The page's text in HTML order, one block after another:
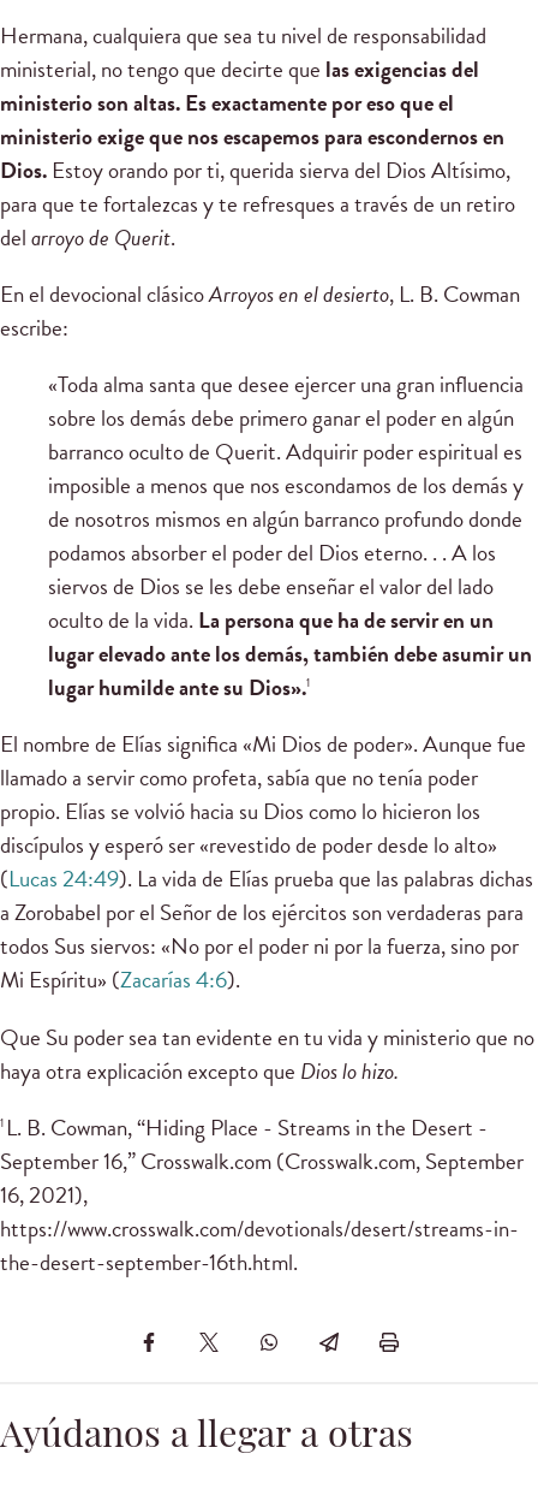
Hermana, cualquiera que sea tu nivel de responsabilidad
ministerial, no tengo que decirte que las exigencias del
ministerio son altas. Es exactamente por eso que el
ministerio exige que nos escapemos para escondernos en
Dios. Estoy orando por ti, querida sierva del Dios Altísimo,
para que te fortalezcas y te refresques a través de un retiro
delarroyo de Querit.
En el devocional clásicoArroyos en el desierto, L. B. Cowman
escribe:
«Toda alma santa que desee ejercer una gran influencia
sobre los demás debe primero ganar el poder en algún
barranco oculto de Querit. Adquirir poder espiritual es
imposible a menos que nos escondamos de los demás y
de nosotros mismos en algún barranco profundo donde
podamos absorber el poder del Dios eterno. . . A los
siervos de Dios se les debe enseñar el valor del lado
oculto de la vida. La persona que ha de servir en un
lugar elevado ante los demás, también debe asumir un
lugar humilde ante su Dios».1
El nombre de Elías significa «Mi Dios de poder». Aunque fue
llamado a servir como profeta, sabía que no tenía poder
propio. Elías se volvió hacia su Dios como lo hicieron los
discípulos y esperó ser «revestido de poder desde lo alto»
(Lucas 24:49). La vida de Elías prueba que las palabras dichas
a Zorobabel por el Señor de los ejércitos son verdaderas para
todos Sus siervos: «No por el poder ni por la fuerza, sino por
Mi Espíritu» (Zacarías 4:6).
Que Su poder sea tan evidente en tu vida y ministerio que no
haya otra explicación excepto que Dios lo hizo.
1 L. B. Cowman, “Hiding Place - Streams in the Desert -
September 16,” Crosswalk.com (Crosswalk.com, September
16, 2021),
https://www.crosswalk.com/devotionals/desert/streams-in-
the-desert-september-16th.html.
Ayúdanos a llegar a otras